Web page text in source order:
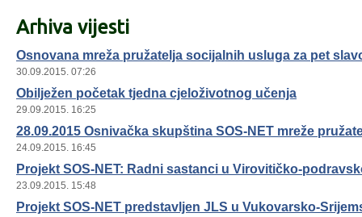
Arhiva vijesti
Osnovana mreža pružatelja socijalnih usluga za pet
30.09.2015. 07:26
Obilježen početak tjedna cjeloživotnog učenja
29.09.2015. 16:25
28.09.2015 Osnivačka skupština SOS-NET mreže
24.09.2015. 16:45
Projekt SOS-NET: Radni sastanci u Virovitičko-
23.09.2015. 15:48
Projekt SOS-NET predstavljen JLS u Vukovarsko-